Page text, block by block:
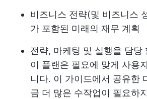
비즈니스 전략(및 비즈니스
가 포함된 미래의 재무 계획
전략, 마케팅 및 실행을 담당
이 플랜은 필요에 맞게 사용
니다. 이 가이드에서 공유한
금 더 많은 수작업이 필요하